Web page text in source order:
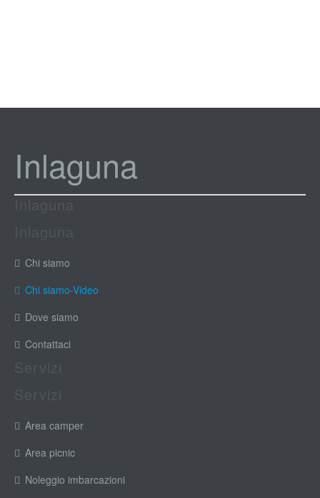
Inlaguna
Chi siamo
Chi siamo-Video
Dove siamo
Contattaci
Area camper
Area picnic
Noleggio imbarcazioni